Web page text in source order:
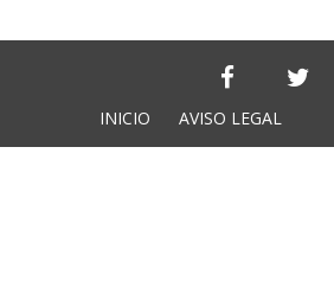
INICIO AVISO LEGAL